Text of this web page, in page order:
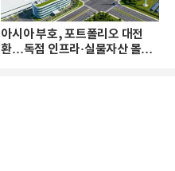
아시아 부호, 포트폴리오 대전
환…독점 인프라·실물자산 몰린